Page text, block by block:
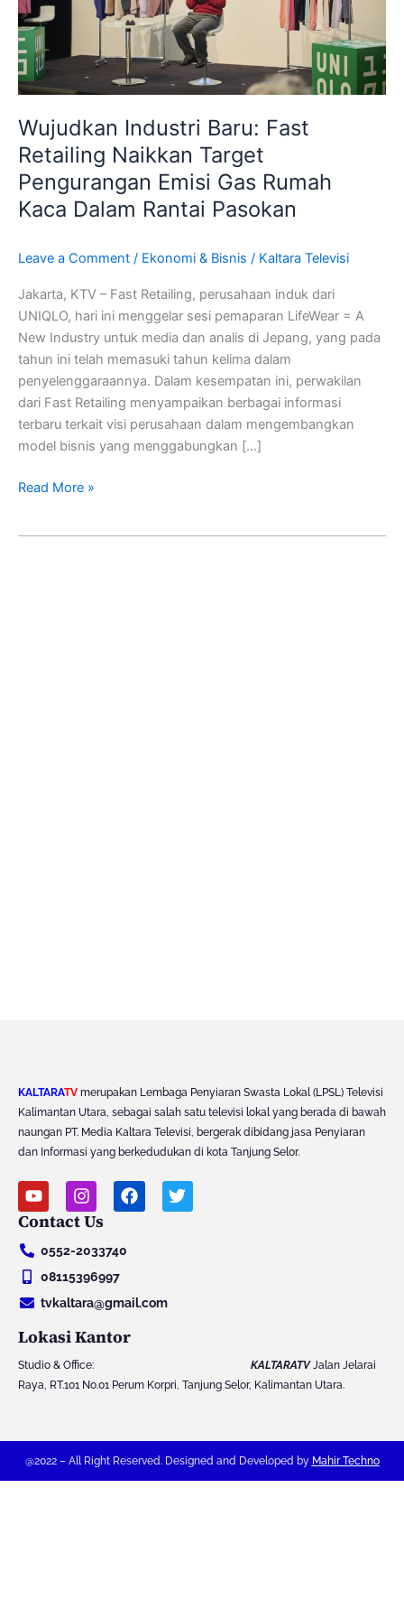
Wujudkan Industri Baru: Fast
Retailing Naikkan Target
Pengurangan Emisi Gas Rumah
Kaca Dalam Rantai Pasokan
Leave a Comment / Ekonomi & Bisnis / Kaltara Televisi
Jakarta, KTV – Fast Retailing, perusahaan induk dari
UNIQLO, hari ini menggelar sesi pemaparan LifeWear = A
New Industry untuk media dan analis di Jepang, yang pada
tahun ini telah memasuki tahun kelima dalam
penyelenggaraannya. Dalam kesempatan ini, perwakilan
dari Fast Retailing menyampaikan berbagai informasi
terbaru terkait visi perusahaan dalam mengembangkan
model bisnis yang menggabungkan […]
Pengurangan
Emisi
Gas
Rumah
Kaca
Dalam
Rantai
Pasokan
Read More »
KALTARATV merupakan Lembaga Penyiaran Swasta Lokal (LPSL) Televisi
Kalimantan Utara, sebagai salah satu televisi lokal yang berada di bawah
naungan PT. Media Kaltara Televisi, bergerak dibidang jasa Penyiaran
dan Informasi yang berkedudukan di kota Tanjung Selor.
Y
o
u
u
b
I
n
s
a
g
a
F
a
k
T
w
Contact Us
0552-2033740
08115396997
tvkaltara@gmail.com
Lokasi Kantor
Studio & Office: KALTARATVJalan Jelarai
Raya, RT.101 No.01 Perum Korpri, Tanjung Selor, Kalimantan Utara.
@2022 – All Right Reserved. Designed and Developed by Mahir Techno